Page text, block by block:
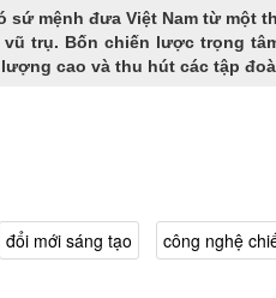
sứ mệnh đưa Việt Nam từ
trụ. Bốn chiến lược trọng
cao và thu hút các tập
đổi mới sáng tạo
công nghệ